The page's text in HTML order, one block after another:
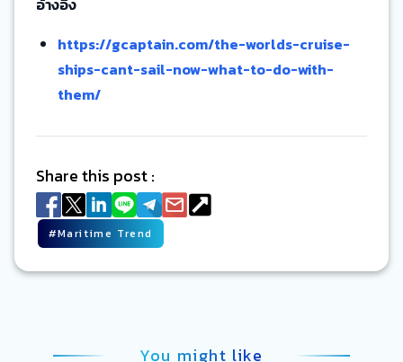
อ้างอิง
https://gcaptain.com/the-worlds-cruise-
ships-cant-sail-now-what-to-do-with-
them/
Share this post :
#Maritime Trend
You might like